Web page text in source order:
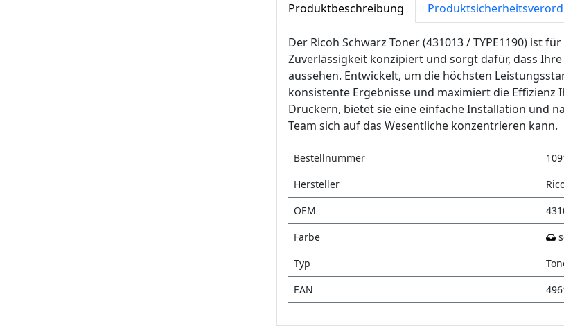
Produktbeschreibung
Der Ricoh Schwarz Toner (431013 / TYPE1190) ist
Zuverlässigkeit konzipiert und sorgt dafür, dass
aussehen. Entwickelt, um die höchsten
konsistente Ergebnisse und maximiert die Effizienz
Druckern, bietet sie eine einfache Installation und
Team sich auf das Wesentliche konzentrieren kann.
Bestellnummer
Hersteller
OEM
Farbe
Typ
EAN